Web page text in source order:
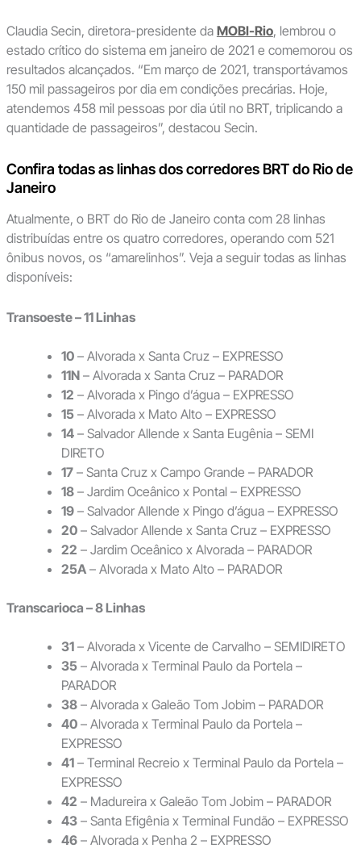
Claudia Secin, diretora-presidente da MOBI-Rio, lembrou o
estado crítico do sistema em janeiro de 2021 e comemorou os
resultados alcançados. “Em março de 2021, transportávamos
150 mil passageiros por dia em condições precárias. Hoje,
atendemos 458 mil pessoas por dia útil no BRT, triplicando a
quantidade de passageiros”, destacou Secin.
Confira todas as linhas dos corredores BRT do Rio de
Janeiro
Atualmente, o BRT do Rio de Janeiro conta com 28 linhas
distribuídas entre os quatro corredores, operando com 521
ônibus novos, os “amarelinhos”. Veja a seguir todas as linhas
disponíveis:
Transoeste – 11 Linhas
10– Alvorada x Santa Cruz – EXPRESSO
11N– Alvorada x Santa Cruz – PARADOR
12 – Alvorada x Pingo d’água – EXPRESSO
15– Alvorada x Mato Alto – EXPRESSO
14– Salvador Allende x Santa Eugênia – SEMI
DIRETO
17– Santa Cruz x Campo Grande – PARADOR
18– Jardim Oceânico x Pontal – EXPRESSO
19– Salvador Allende x Pingo d’água – EXPRESSO
20– Salvador Allende x Santa Cruz – EXPRESSO
22 – Jardim Oceânico x Alvorada – PARADOR
25A– Alvorada x Mato Alto – PARADOR
Transcarioca – 8 Linhas
31– Alvorada x Vicente de Carvalho – SEMIDIRETO
35– Alvorada x Terminal Paulo da Portela –
PARADOR
38– Alvorada x Galeão Tom Jobim – PARADOR
40– Alvorada x Terminal Paulo da Portela –
EXPRESSO
41– Terminal Recreio x Terminal Paulo da Portela –
EXPRESSO
42 – Madureira x Galeão Tom Jobim – PARADOR
43– Santa Efigênia x Terminal Fundão – EXPRESSO
46– Alvorada x Penha 2 – EXPRESSO